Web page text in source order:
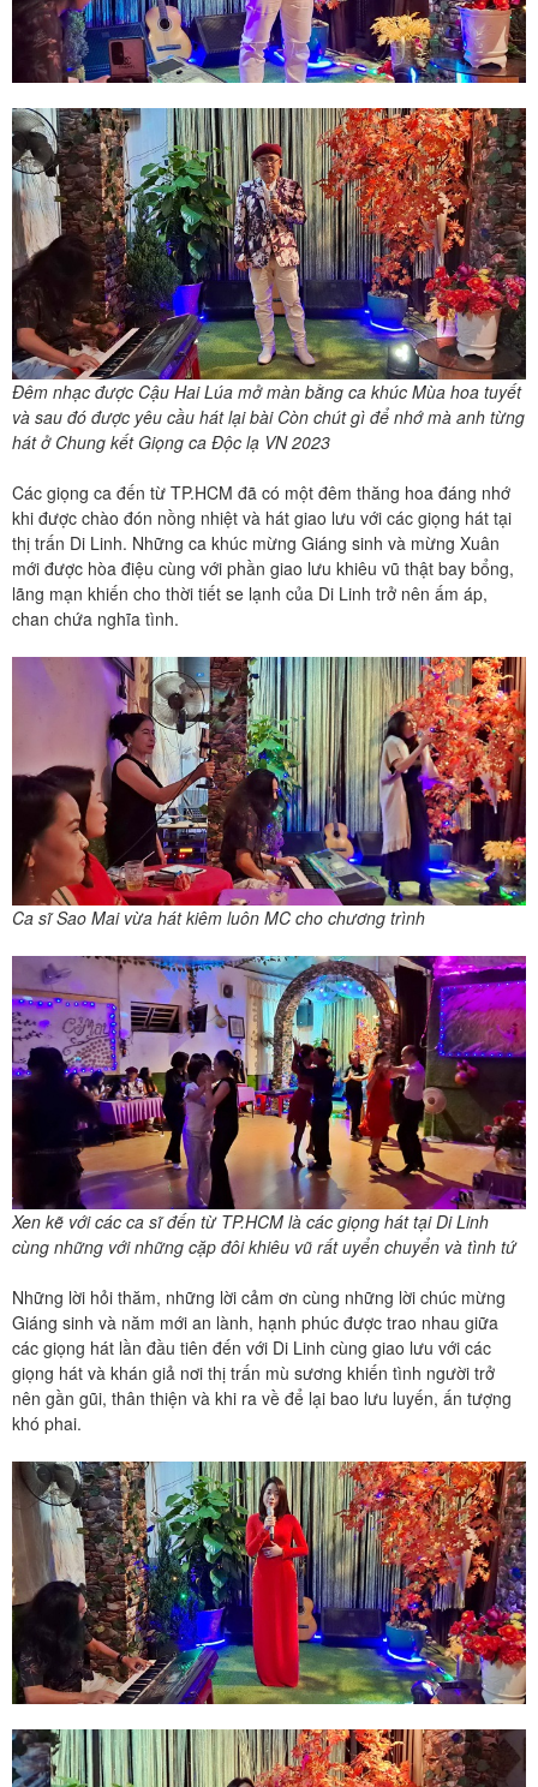
Đêm nhạc được Cậu Hai Lúa mở màn bằng ca khúc Mùa hoa tuyết
và sau đó được yêu cầu hát lại bài Còn chút gì để nhớ mà anh từng
hát ở Chung kết Giọng ca Độc lạ VN 2023
Các giọng ca đến từ TP.HCM đã có một đêm thăng hoa đáng nhớ
khi được chào đón nồng nhiệt và hát giao lưu với các giọng hát tại
thị trấn Di Linh. Những ca khúc mừng Giáng sinh và mừng Xuân
mới được hòa điệu cùng với phần giao lưu khiêu vũ thật bay bổng,
lãng mạn khiến cho thời tiết se lạnh của Di Linh trở nên ấm áp,
chan chứa nghĩa tình.
Ca sĩ Sao Mai vừa hát kiêm luôn MC cho chương trình
Xen kẽ với các ca sĩ đến từ TP.HCM là các giọng hát tại Di Linh
cùng những với những cặp đôi khiêu vũ rất uyển chuyển và tình tứ
Những lời hỏi thăm, những lời cảm ơn cùng những lời chúc mừng
Giáng sinh và năm mới an lành, hạnh phúc được trao nhau giữa
các giọng hát lần đầu tiên đến với Di Linh cùng giao lưu với các
giọng hát và khán giả nơi thị trấn mù sương khiến tình người trở
nên gần gũi, thân thiện và khi ra về để lại bao lưu luyến, ấn tượng
khó phai.